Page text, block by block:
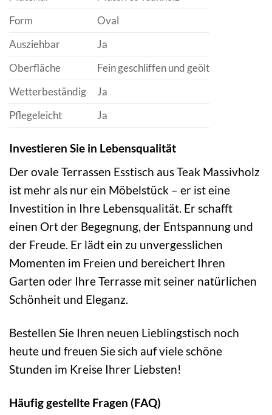
Form
Oval
Ausziehbar
Ja
Oberfläche
Fein geschliffen und geölt
Wetterbeständig
Ja
Pflegeleicht
Ja
Investieren Sie in Lebensqualität
Der ovale Terrassen Esstisch aus Teak Massivholz
ist mehr als nur ein Möbelstück – er ist eine
Investition in Ihre Lebensqualität. Er schafft
einen Ort der Begegnung, der Entspannung und
der Freude. Er lädt ein zu unvergesslichen
Momenten im Freien und bereichert Ihren
Garten oder Ihre Terrasse mit seiner natürlichen
Schönheit und Eleganz.
Bestellen Sie Ihren neuen Lieblingstisch noch
heute und freuen Sie sich auf viele schöne
Stunden im Kreise Ihrer Liebsten!
Häufig gestellte Fragen (FAQ)